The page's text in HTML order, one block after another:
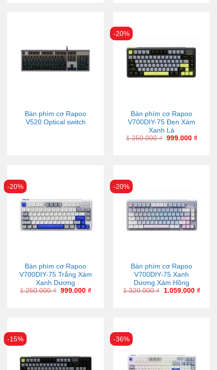
Bàn phím cơ Rapoo
V520 Optical switch
-20%
Bàn phím cơ Rapoo
V700DIY-75 Đen Xám
Xanh Lá
1.250.000₫ 999.000 ₫
-20%
Bàn phím cơ Rapoo
V700DIY-75 Trắng Xám
Xanh Dương
1.250.000₫ 999.000 ₫
-20%
Bàn phím cơ Rapoo
V700DIY-75 Xanh
Dương Xám Hồng
1.320.000₫ 1.059.000 ₫
-15% -36%